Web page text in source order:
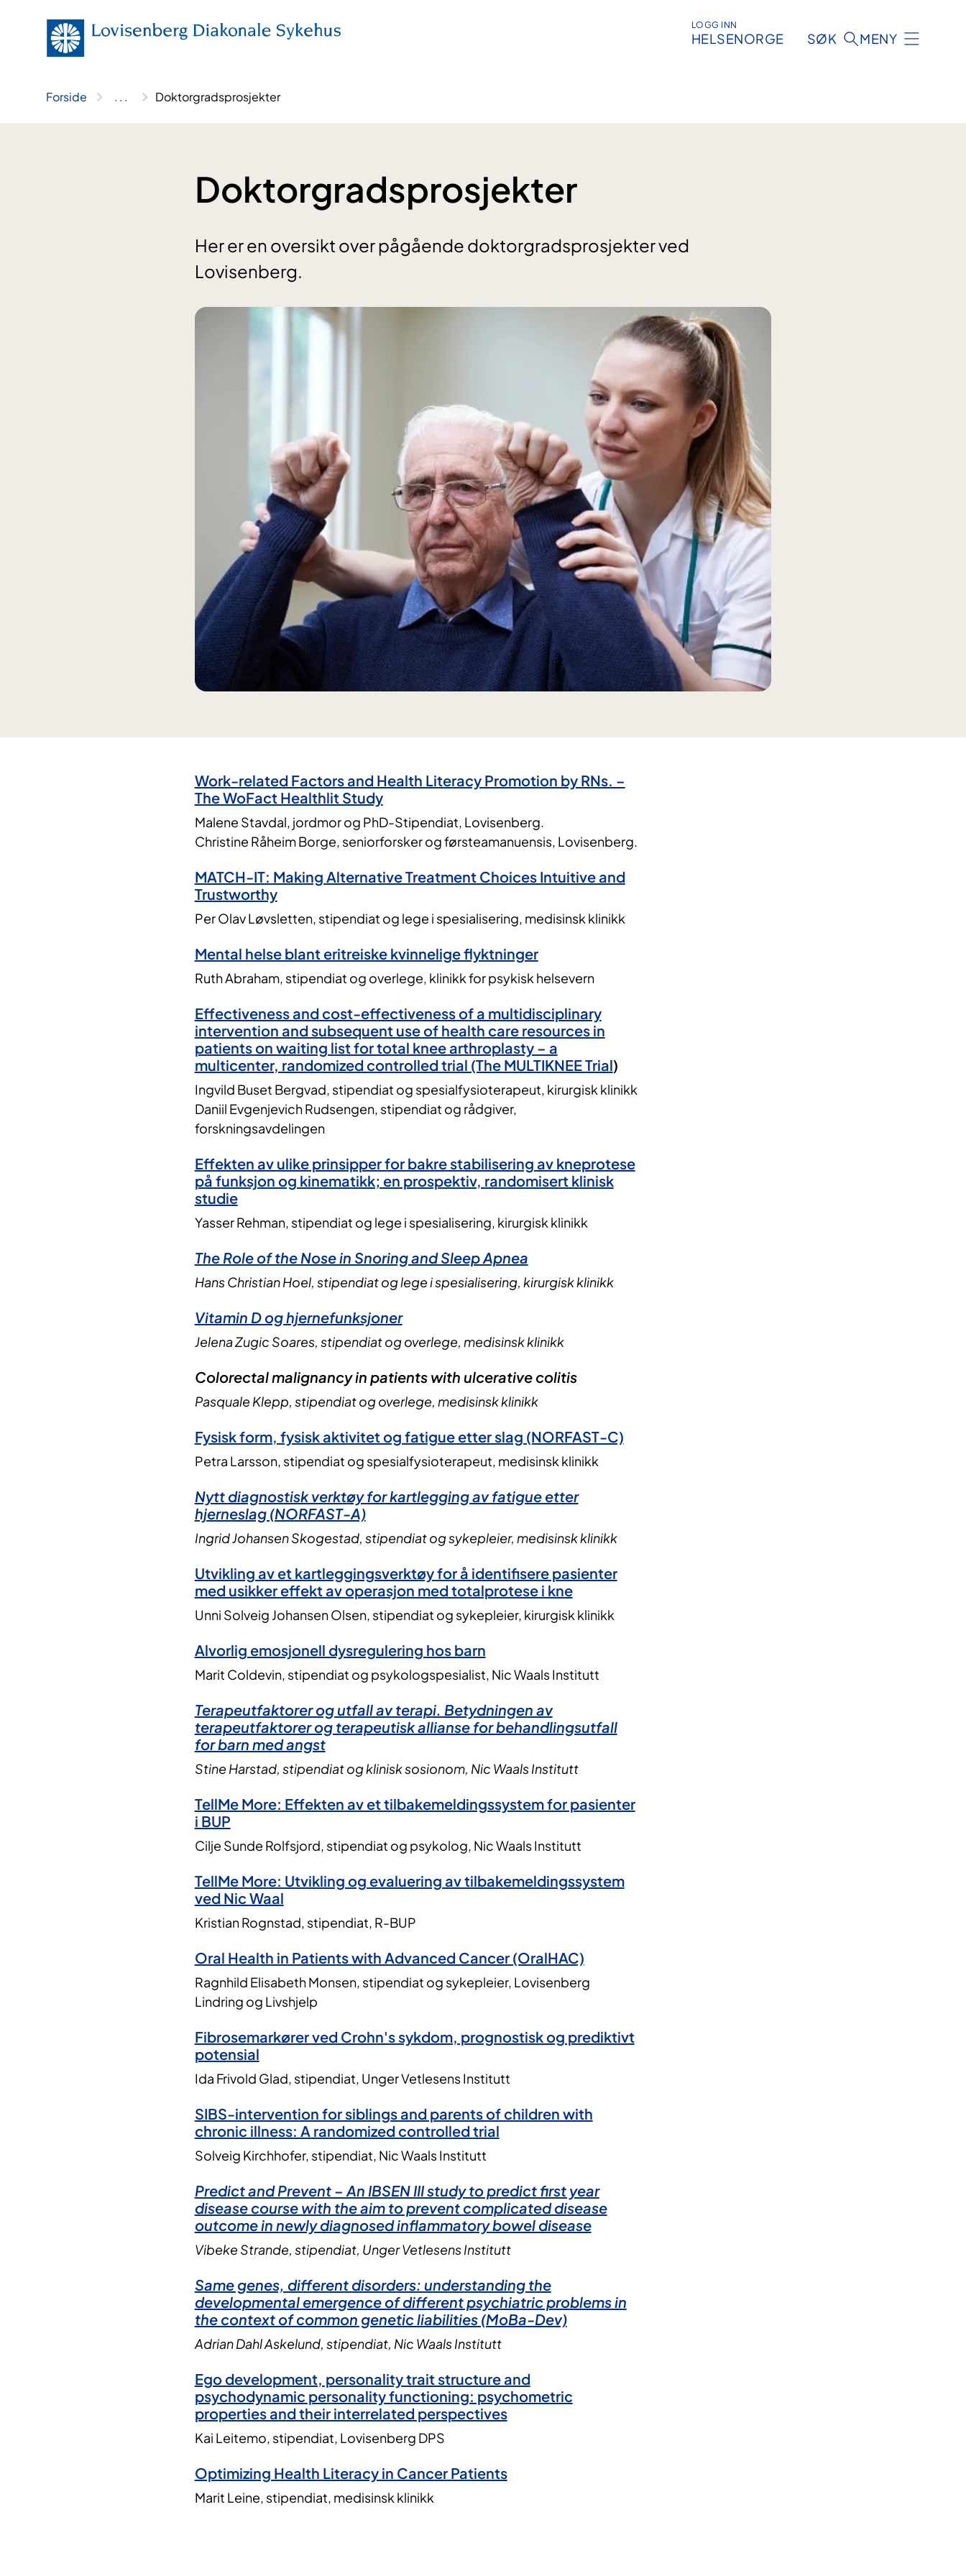
LOGG INN
HELSENORGE SØK MENY
Forside .. . Doktorgradsprosjekter
Doktorgradsprosjekter
Her er en oversikt over pågående doktorgradsprosjekter ved
Lovisenberg.
Work-related Factors and Health Literacy Promotion by RNs. –
The WoFact Healthlit Study
Malene Stavdal, jordmor og PhD-Stipendiat, Lovisenberg.
Christine Råheim Borge, seniorforsker og førsteamanuensis, Lovisenberg.
MATCH-IT: Making Alternative Treatment Choices Intuitive and
Trustworthy
Per Olav Løvsletten, stipendiat og lege i spesialisering, medisinsk klinikk
Mental helse blant eritreiske kvinnelige flyktninger
Ruth Abraham, stipendiat og overlege, klinikk for psykisk helsevern
Effectiveness and cost-effectiveness of a multidisciplinary
intervention and subsequent use of health care resources in
patients on waiting list for total knee arthroplasty – a
multicenter, randomized controlled trial (The MULTIKNEE Trial)
Ingvild Buset Bergvad, stipendiat og spesialfysioterapeut, kirurgisk klinikk
Daniil Evgenjevich Rudsengen, stipendiat og rådgiver,
forskningsavdelingen
Effekten av ulike prinsipper for bakre stabilisering av kneprotese
på funksjon og kinematikk; en prospektiv, randomisert klinisk
studie
Yasser Rehman, stipendiat og lege i spesialisering, kirurgisk klinikk
The Role of the Nose in Snoring and Sleep Apnea
Hans Christian Hoel, stipendiat og lege i spesialisering, kirurgisk klinikk
Vitamin D og hjernefunksjoner
Jelena Zugic Soares, stipendiat og overlege, medisinsk klinikk
Colorectal malignancy in patients with ulcerative colitis
Pasquale Klepp, stipendiat og overlege, medisinsk klinikk
Fysisk form, fysisk aktivitet og fatigue etter slag (NORFAST-C)
Petra Larsson, stipendiat og spesialfysioterapeut, medisinsk klinikk
Nytt diagnostisk verktøy for kartlegging av fatigue etter
hjerneslag (NORFAST-A)
Ingrid Johansen Skogestad, stipendiat og sykepleier, medisinsk klinikk
Utvikling av et kartleggingsverktøy for å identifisere pasienter
med usikker effekt av operasjon med totalprotese i kne
Unni Solveig Johansen Olsen, stipendiat og sykepleier, kirurgisk klinikk
Alvorlig emosjonell dysregulering hos barn
Marit Coldevin, stipendiat og psykologspesialist, Nic Waals Institutt
Terapeutfaktorer og utfall av terapi. Betydningen av
terapeutfaktorer og terapeutisk allianse for behandlingsutfall
for barn med angst
Stine Harstad, stipendiat og klinisk sosionom, Nic Waals Institutt
TellMe More: Effekten av et tilbakemeldingssystem for pasienter
i BUP
Cilje Sunde Rolfsjord, stipendiat og psykolog, Nic Waals Institutt
TellMe More: Utvikling og evaluering av tilbakemeldingssystem
ved Nic Waal
Kristian Rognstad, stipendiat, R-BUP
Oral Health in Patients with Advanced Cancer (OralHAC)
Ragnhild Elisabeth Monsen, stipendiat og sykepleier, Lovisenberg
Lindring og Livshjelp
Fibrosemarkører ved Crohn's sykdom, prognostisk og prediktivt
potensial
Ida Frivold Glad, stipendiat, Unger Vetlesens Institutt
SIBS-intervention for siblings and parents of children with
chronic illness: A randomized controlled trial
Solveig Kirchhofer, stipendiat, Nic Waals Institutt
Predict and Prevent – An IBSEN III study to predict first year
disease course with the aim to prevent complicated disease
outcome in newly diagnosed inflammatory bowel disease
Vibeke Strande, stipendiat, Unger Vetlesens Institutt
Same genes, different disorders: understanding the
developmental emergence of different psychiatric problems in
the context of common genetic liabilities (MoBa-Dev)
Adrian Dahl Askelund, stipendiat, Nic Waals Institutt
Ego development, personality trait structure and
psychodynamic personality functioning: psychometric
properties and their interrelated perspectives
Kai Leitemo, stipendiat, Lovisenberg DPS
Optimizing Health Literacy in Cancer Patients
Marit Leine, stipendiat, medisinsk klinikk